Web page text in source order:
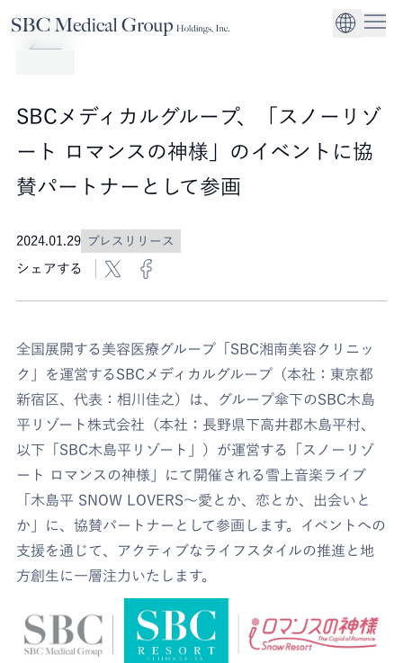
Company
Service
法人事業
Sustainability
ガバナンス
SBCメディカルグループ、「スノーリゾ
ート ロマンスの神様」のイベントに協
賛パートナーとして参画
2024.01.29 プレスリリース
シェアする
全国展開する美容医療グループ「SBC湘南美容クリニッ
ク」を運営するSBCメディカルグループ（本社：東京都
新宿区、代表：相川佳之）は、グループ傘下のSBC木島
平リゾート株式会社（本社：長野県下高井郡木島平村、
以下「SBC木島平リゾート」）が運営する「スノーリゾ
ート ロマンスの神様」にて開催される雪上音楽ライブ
「木島平 SNOW LOVERS～愛とか、恋とか、出会いと
か」に、協賛パートナーとして参画します。イベントへの
支援を通じて、アクティブなライフスタイルの推進と地
方創生に一層注力いたします。